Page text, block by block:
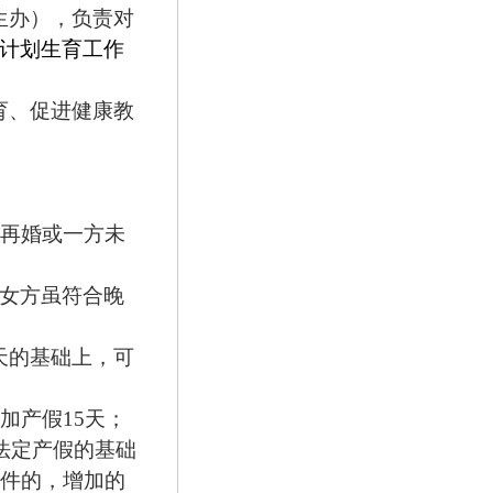
办），负责对
划生育工作
、促进健康教
婚或一方未
方虽符合晚
的基础上，可
产假15天；
定产假的基础
的，增加的